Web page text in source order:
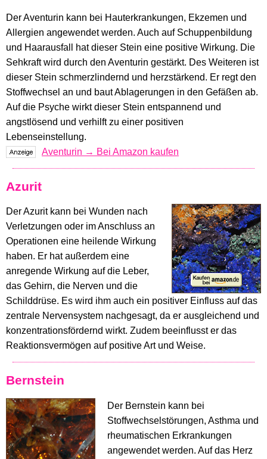
Der Aventurin kann bei Hauterkrankungen, Ekzemen und
Allergien angewendet werden. Auch auf Schuppenbildung
und Haarausfall hat dieser Stein eine positive Wirkung. Die
Sehkraft wird durch den Aventurin gestärkt. Des Weiteren ist
dieser Stein schmerzlindernd und herzstärkend. Er regt den
Stoffwechsel an und baut Ablagerungen in den Gefäßen ab.
Auf die Psyche wirkt dieser Stein entspannend und
angstlösend und verhilft zu einer positiven
Lebenseinstellung.
Aventurin → Bei Amazon kaufen
Azurit
Der Azurit kann bei Wunden nach
Verletzungen oder im Anschluss an
Operationen eine heilende Wirkung
haben. Er hat außerdem eine
anregende Wirkung auf die Leber,
das Gehirn, die Nerven und die
Schilddrüse. Es wird ihm auch ein positiver Einfluss auf das
zentrale Nervensystem nachgesagt, da er ausgleichend und
konzentrationsfördernd wirkt. Zudem beeinflusst er das
Reaktionsvermögen auf positive Art und Weise.
Bernstein
Der Bernstein kann bei
Stoffwechselstörungen, Asthma und
rheumatischen Erkrankungen
angewendet werden. Auf das Herz